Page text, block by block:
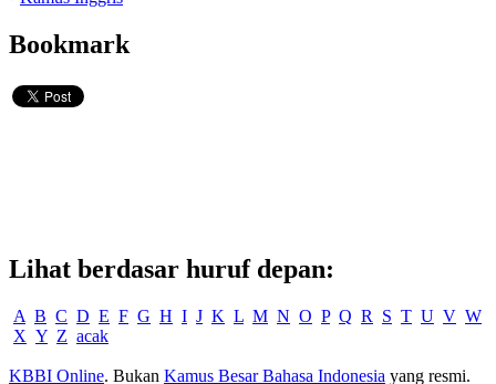
Bookmark
Lihat berdasar huruf depan:
A B C D E F G H I J K L M N O P Q R S T U V W
X Y Z acak
KBBI Online. Bukan Kamus Besar Bahasa Indonesia yang resmi.